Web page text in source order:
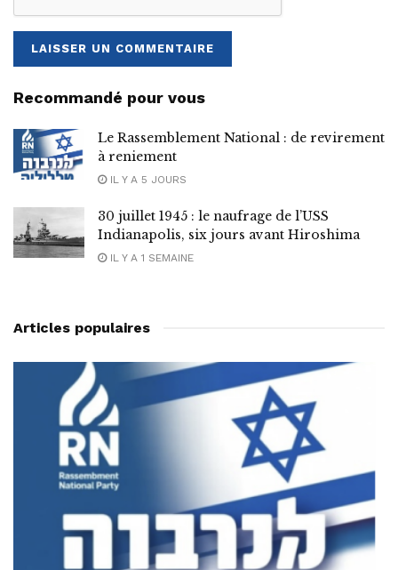
Recommandé pour vous
Le Rassemblement National : de revirement
à reniement
IL Y A 5 JOURS
30 juillet 1945 : le naufrage de l’USS
Indianapolis, six jours avant Hiroshima
IL Y A 1 SEMAINE
Articles populaires